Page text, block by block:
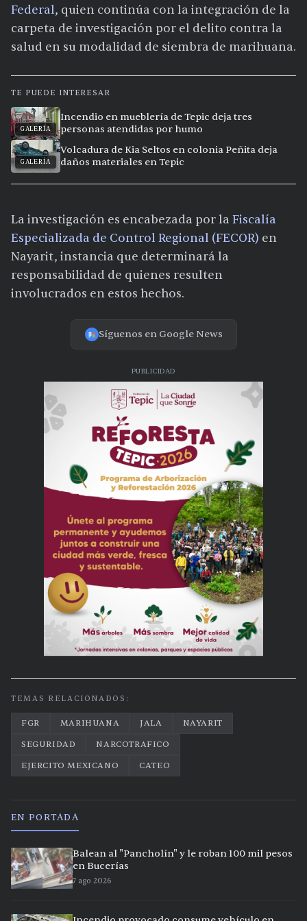
Federal, quien continúa con la integración de la
carpeta de investigación por el delito contra la
salud en su modalidad de siembra de marihuana.
TE PUEDE INTERESAR
GALERÍA
Incendio en mueblería de Tepic deja tres
personas atendidas por humo
GALERÍA
Volcadura de Kia Seltos en colonia Peñita deja
daños materiales en Tepic
La investigación es encabezada por la Fiscalía
Especializada de Control Regional (FECOR) en
Nayarit, instancia que determinará la
responsabilidad de quienes resulten
involucrados en estos hechos.
Síguenos en Google News
PUBLICIDAD
TEMAS RELACIONADOS:
FGR MARIHUANA JALA
NAYARIT
SEGURIDAD
NARCOTRAFICO
EJERCITO MEXICANO
CATEO
EN PORTADA
Balean al "Pancholín" y le roban 100 mil pesos
en Bucerías
7 ago 2026